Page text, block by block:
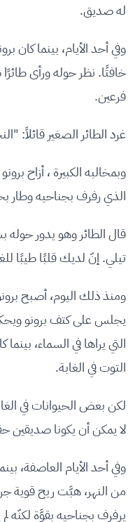
له صديق.
وفي أحد الأيام، بينما كان
خافتًا. نظر حوله ورأى
فرعين.
غرد الطائر الصغير قائلاً:
وبمخالبه الكبيرة ، أزاح
الذي رفرف بجناحيه وطار
قال الطائر وهو يدور
تيلي. إنّ لديك قلبًا طيبًا
ومنذ ذلك اليوم، أصبح
يجلس على كتف برونو
التي يراها في السماء،
التوت في الغابة.
لكن بعض الحيوانات في
لا يمكن أن يكونا صديقين
وفي أحد الأيام العاصفة،
من النهر، هبَّت ريح قوية
يرفرف بجناحيه بقوَّة لكنّه